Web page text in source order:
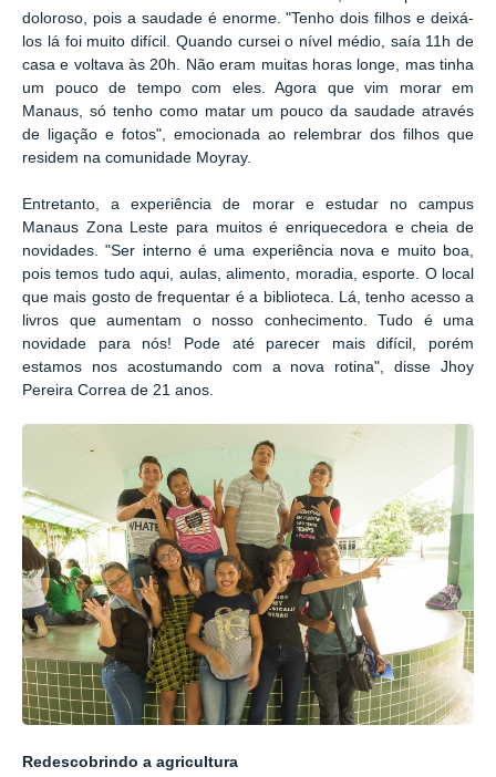
doloroso, pois a saudade é enorme. "Tenho dois filhos e deixá-
los lá foi muito difícil. Quando cursei o nível médio, saía 11h de
casa e voltava às 20h. Não eram muitas horas longe, mas tinha
um pouco de tempo com eles. Agora que vim morar em
Manaus, só tenho como matar um pouco da saudade através
de ligação e fotos", emocionada ao relembrar dos filhos que
residem na comunidade Moyray.
Entretanto, a experiência de morar e estudar no campus
Manaus Zona Leste para muitos é enriquecedora e cheia de
novidades. "Ser interno é uma experiência nova e muito boa,
pois temos tudo aqui, aulas, alimento, moradia, esporte. O local
que mais gosto de frequentar é a biblioteca. Lá, tenho acesso a
livros que aumentam o nosso conhecimento. Tudo é uma
novidade para nós! Pode até parecer mais difícil, porém
estamos nos acostumando com a nova rotina", disse Jhoy
Pereira Correa de 21 anos.
Redescobrindo a agricultura